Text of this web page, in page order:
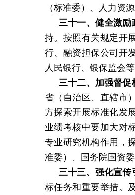
（标准委）、人力资
三十一、健全激励
持。按照有关规定开
行、融资担保公司开
人民银行、银保监会
三十二、加强督促
省（自治区、直辖市
方探索开展标准化发
业绩考核中要加大对
专业研究机构作用，
准委）、国务院国资
三十三、强化宣传
标任务和重要举措。